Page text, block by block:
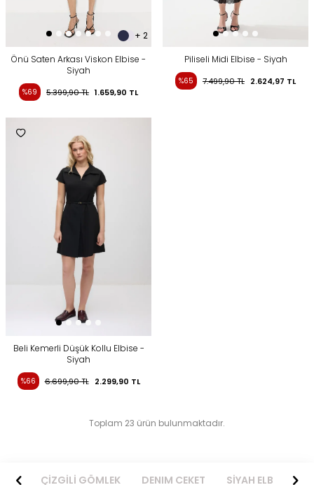
+ 2
Önü Saten Arkası Viskon Elbise -
Siyah
%69 5.399,90TL 1.659,90 TL
Piliseli Midi Elbise - Siyah
%65 7.499,90TL 2.624,97 TL
Beli Kemerli Düşük Kollu Elbise -
Siyah
%66 6.699,90TL 2.299,90 TL
Toplam 23 ürün bulunmaktadır.
ÇİZGİLİ GÖMLEK DENIM CEKET SİYAH ELBİSE